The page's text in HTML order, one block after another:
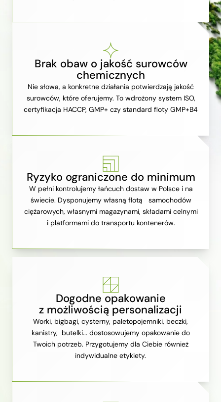
Brak obaw o jakość surowców
chemicznych
Nie słowa, a konkretne działania potwierdzają jakość
surowców, które oferujemy. To wdrożony system ISO,
certyfikacja HACCP, GMP+ czy standard floty GMP+B4
Ryzyko ograniczone do minimum
W pełni kontrolujemy łańcuch dostaw w Polsce i na
świecie. Dysponujemy własną flotą samochodów
ciężarowych, własnymi magazynami, składami celnymi
i platformami do transportu kontenerów.
Dogodne opakowanie
z możliwością personalizacji
Worki, bigbagi, cysterny, paletopojemniki, beczki,
kanistry, butelki... dostosowujemy opakowanie do
Twoich potrzeb. Przygotujemy dla Ciebie również
indywidualne etykiety.